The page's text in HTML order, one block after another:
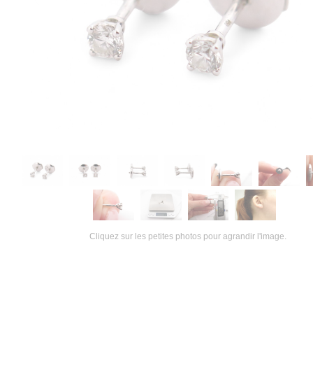
Cliquez sur les petites photos pour agrandir l'image.